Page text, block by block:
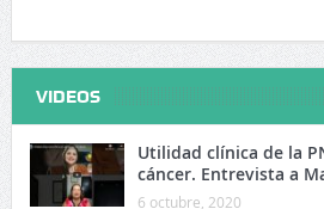
VIDEOS
Utilidad clínica de la
cáncer. Entrevista a
6 octubre, 2020